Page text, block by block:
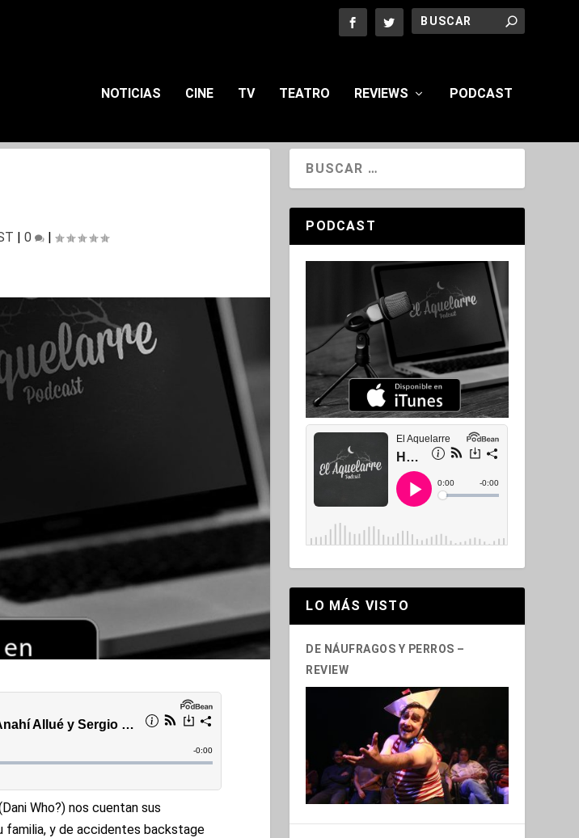
NOTICIAS CINE TV TEATRO REVIEWS PODCAST
|0 |
Who?) nos cuentan sus
familia, y de accidentes backstage
PODCAST
LO MÁS VISTO
DE NÁUFRAGOS Y PERROS –
REVIEW